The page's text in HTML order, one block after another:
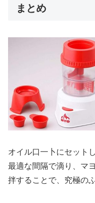
まとめ
オイル口一卜にセット
最適な間隔で滴り、マ
拌することで、究極の